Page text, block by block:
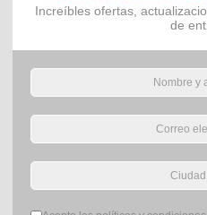
Increíbles ofertas,
de